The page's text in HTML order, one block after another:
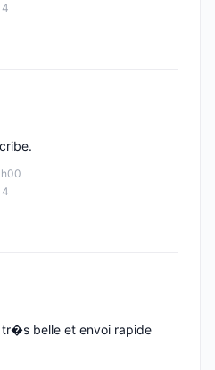
belle et envoi rapide